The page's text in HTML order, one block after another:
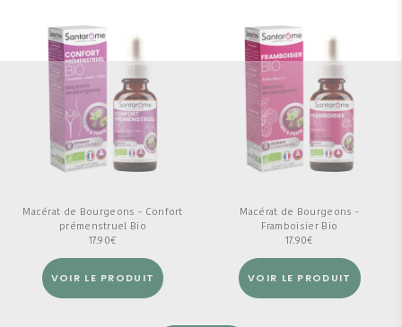
Macérat de Bourgeons - Confort
prémenstruel Bio
€
17.90
VOIR LE PRODUIT
Macérat de Bourgeons -
Framboisier Bio
€
17.90
VOIR LE PRODUIT